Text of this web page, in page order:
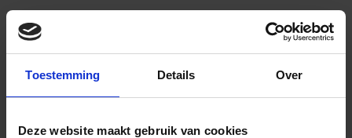
Toestemming Details Over
Deze website maakt gebruik van cookies